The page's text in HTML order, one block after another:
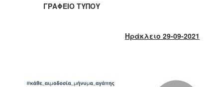
2019
2013
ΓΡΑΦΕΙΟ ΤΥΠΟΥ
Ηράκλειο 29-09-2021